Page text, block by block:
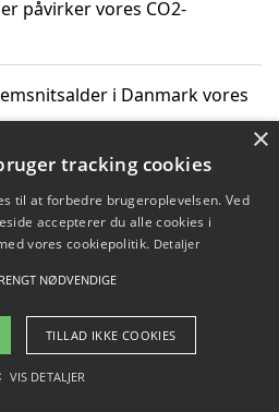
påvirker vores CO2-
i Danmark vores
udledning påvirker vores
Blog Betingelser
×
tracking cookies
til at forbedre brugeroplevelsen. Ved
accepterer du alle cookies i
vores cookiepolitik. Detaljer
NØDVENDIGE
TILLAD IKKE COOKIES
VIS DETALJER